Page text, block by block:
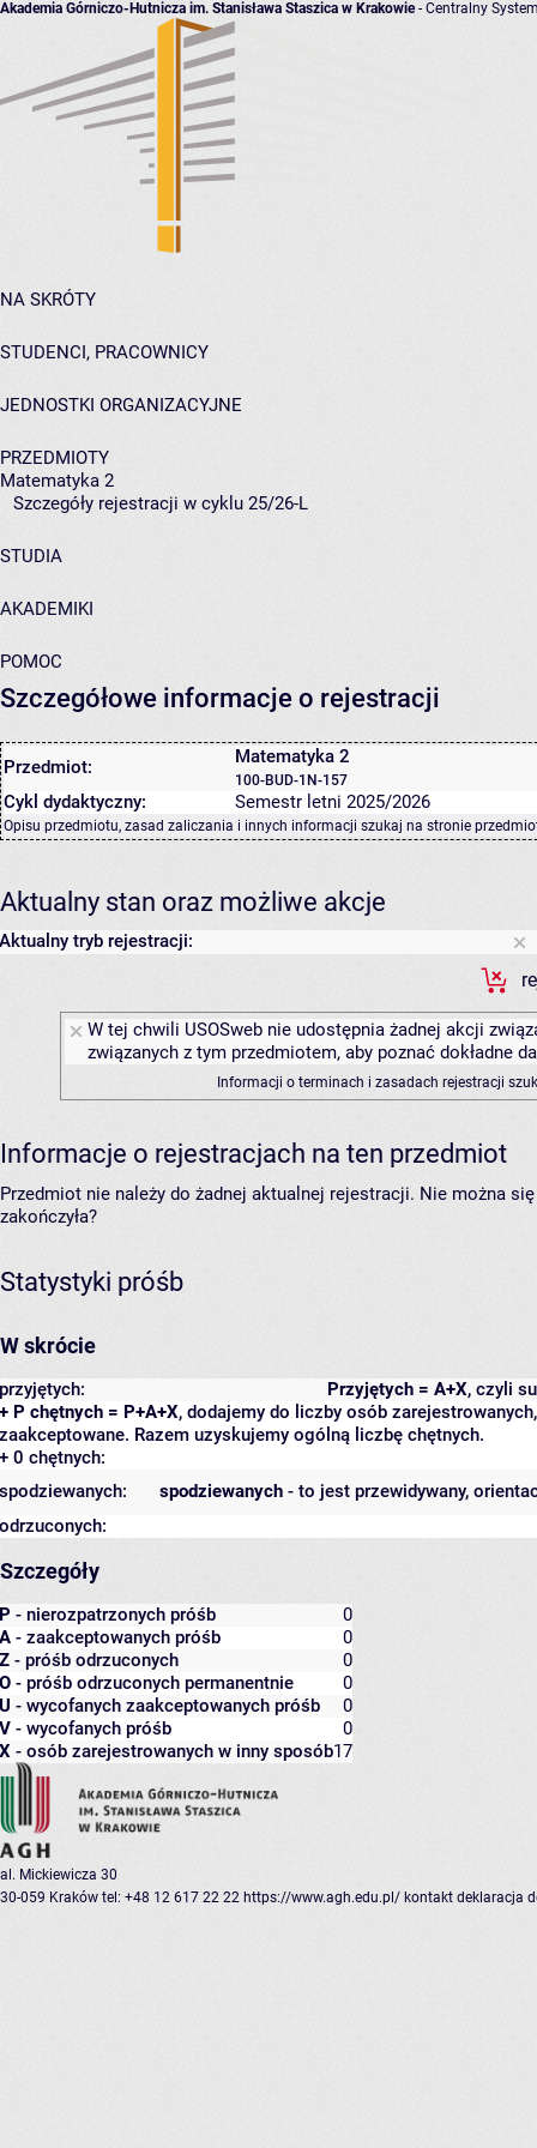
Akademia Górniczo-Hutnicza im. Stanisława Staszica w Krakowie- Centralny
NA SKRÓTY
STUDENCI, PRACOWNICY
JEDNOSTKI ORGANIZACYJNE
PRZEDMIOTY
Matematyka 2
Szczegóły rejestracji w cyklu 25/26-L
STUDIA
AKADEMIKI
POMOC
Szczegółowe informacje o rejestracji
Przedmiot: Matematyka 2
100-BUD-1N-157
Cykl dydaktyczny: Semestr letni 2025/2026
Opisu przedmiotu, zasad zaliczania i innych informacji szukaj na stronie
Aktualny stan oraz możliwe akcje
Aktualny tryb rejestracji:
W tej chwili USOSweb nie udostępnia żadnej akcji
związanych z tym przedmiotem, aby poznać dokładne
Informacji o terminach i zasadach rejestracji
Informacje o rejestracjach na ten przedmiot
Przedmiot nie należy do żadnej aktualnej rejestracji. Nie można
zakończyła?
Statystyki próśb
W skrócie
Przyjętych = A+X, czyli
przyjętych:
+ P chętnych = P+A+X, dodajemy do liczby osób
zaakceptowane. Razem uzyskujemy ogólną liczbę chętnych.
+ 0 chętnych:
spodziewanych - to jest przewidywany,
spodziewanych:
odrzuconych:
Szczegóły
P - nierozpatrzonych próśb
0
A - zaakceptowanych próśb
0
Z - próśb odrzuconych
0
O - próśb odrzuconych permanentnie
0
U - wycofanych zaakceptowanych próśb
0
V - wycofanych próśb
0
X - osób zarejestrowanych w inny sposób17
al. Mickiewicza 30
30-059 Kraków tel: +48 12 617 22 22 https://www.agh.edu.pl/ kontakt deklaracja